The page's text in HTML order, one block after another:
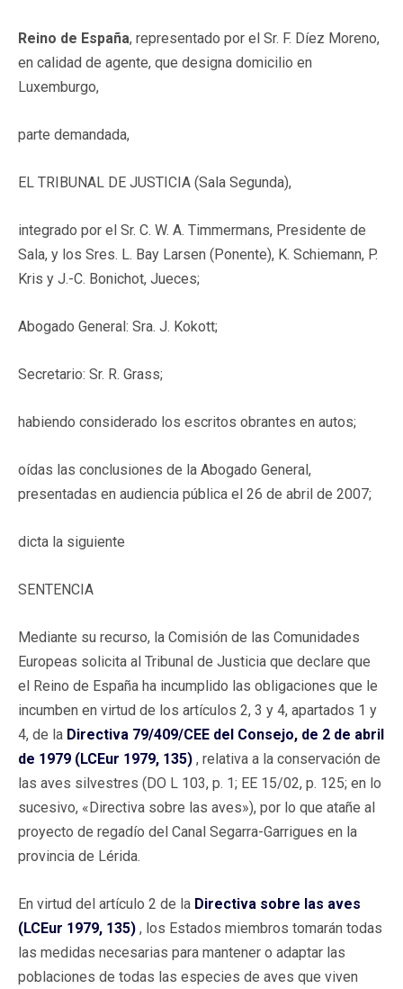
Reino de España, representado por el Sr. F. Díez Moreno,
en calidad de agente, que designa domicilio en
Luxemburgo,
parte demandada,
EL TRIBUNAL DE JUSTICIA (Sala Segunda),
integrado por el Sr. C. W. A. Timmermans, Presidente de
Sala, y los Sres. L. Bay Larsen (Ponente), K. Schiemann, P.
Kris y J.-C. Bonichot, Jueces;
Abogado General: Sra. J. Kokott;
Secretario: Sr. R. Grass;
habiendo considerado los escritos obrantes en autos;
oídas las conclusiones de la Abogado General,
presentadas en audiencia pública el 26 de abril de 2007;
dicta la siguiente
SENTENCIA
Mediante su recurso, la Comisión de las Comunidades
Europeas solicita al Tribunal de Justicia que declare que
el Reino de España ha incumplido las obligaciones que le
incumben en virtud de los artículos 2, 3 y 4, apartados 1 y
4, de la Directiva 79/409/CEE del Consejo, de 2 de abril
de 1979 (LCEur 1979, 135) , relativa a la conservación de
las aves silvestres (DO L 103, p. 1; EE 15/02, p. 125; en lo
sucesivo, «Directiva sobre las aves»), por lo que atañe al
proyecto de regadío del Canal Segarra-Garrigues en la
provincia de Lérida.
En virtud del artículo 2 de la Directiva sobre las aves
(LCEur 1979, 135) , los Estados miembros tomarán todas
las medidas necesarias para mantener o adaptar las
poblaciones de todas las especies de aves que viven